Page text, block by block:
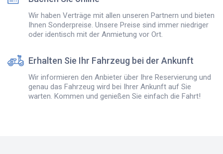
Wir haben Verträge mit allen unseren Partnern und bieten
Ihnen Sonderpreise. Unsere Preise sind immer niedriger
oder identisch mit der Anmietung vor Ort.
Erhalten Sie Ihr Fahrzeug bei der Ankunft
Wir informieren den Anbieter über Ihre Reservierung und
genau das Fahrzeug wird bei Ihrer Ankunft auf Sie
warten. Kommen und genießen Sie einfach die Fahrt!